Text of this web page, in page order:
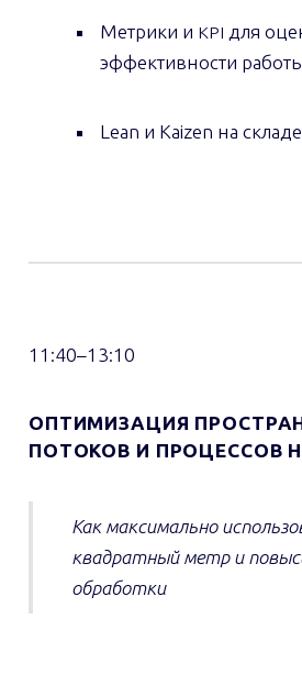
Метрики и KPI для
эффективности
Lean и Kaizen на складе
11:40–13:10
ОПТИМИЗАЦИЯ
ПОТОКОВ И ПРОЦЕССОВ
Как максимально
квадратный метр и
обработки